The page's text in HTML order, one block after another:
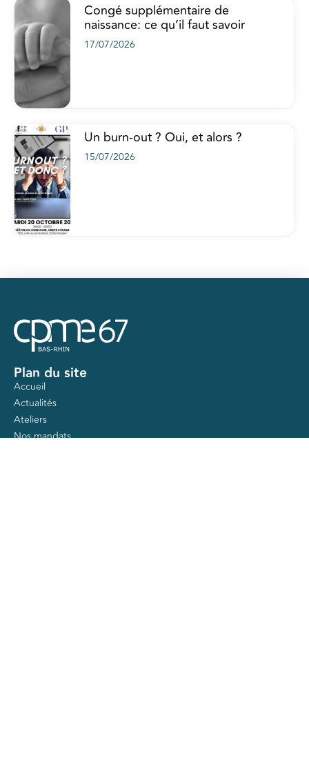
Congé supplémentaire de
naissance: ce qu’il faut savoir
17/07/2026
Un burn-out ? Oui, et alors ?
15/07/2026
Plan du site
Accueil
Actualités
Ateliers
Nos mandats